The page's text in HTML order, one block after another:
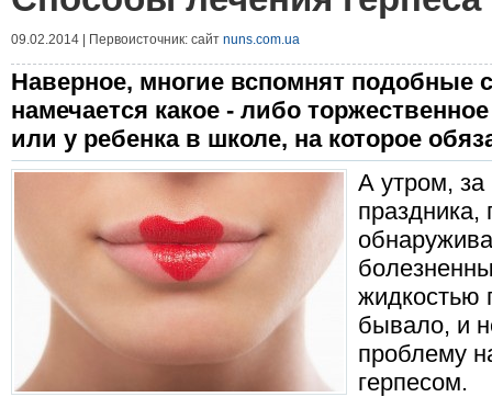
09.02.2014 | Первоисточник: сайт nuns.com.ua
Наверное, многие вспомнят подобные
намечается какое - либо
или у ребенка в школе, на которое
А утром, за
праздника,
жидкостью
бывало, и
проблему
герпесом.